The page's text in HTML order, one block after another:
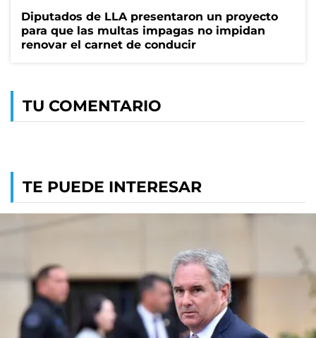
Diputados de LLA presentaron un proyecto
para que las multas impagas no impidan
renovar el carnet de conducir
TU COMENTARIO
TE PUEDE INTERESAR